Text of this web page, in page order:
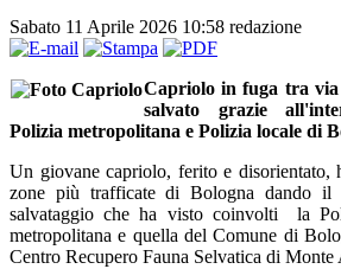
Sabato 11 Aprile 2026 10:58 redazione
Capriolo in fuga tra
salvato grazie
Polizia metropolitana e Polizia locale di
Un giovane capriolo, ferito e disorientato,
zone più trafficate di Bologna dando il
salvataggio che ha visto coinvolti la
metropolitana e quella del Comune di
Centro Recupero Fauna Selvatica di Monte